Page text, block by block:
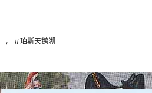
, #珀斯天鹅湖